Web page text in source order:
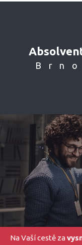
Brno
Na Vaší cestě za